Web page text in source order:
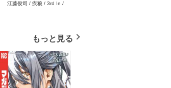
0.00000001％を引き当て
江藤俊司 / 疾狼 / 3rd Ie /
もっと見る